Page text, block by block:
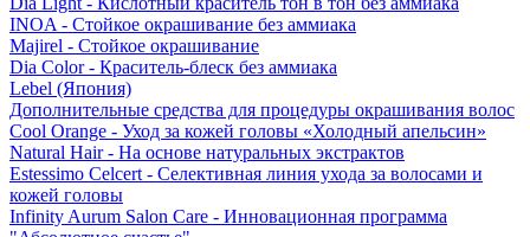
INOA - Стойкое окрашивание без аммиака
Majirel - Стойкое окрашивание
Dia Color - Краситель-блеск без аммиака
Lebel (Япония)
Дополнительные средства для процедуры окрашивания волос
Cool Orange - Уход за кожей головы «Холодный апельсин»
Natural Hair - На основе натуральных экстрактов
Estessimo Celcert - Селективная линия ухода за волосами и
кожей головы
Infinity Aurum Salon Care - Инновационная программа